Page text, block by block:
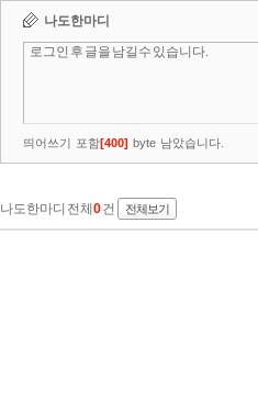
나도한마디
띄어쓰기 포함[400] byte 남았습니다.
나도한마디 전체 0건 전체보기